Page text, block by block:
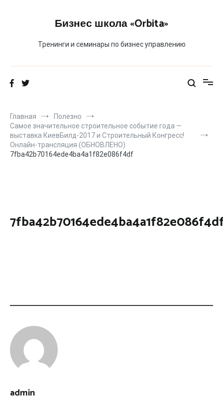
Бизнес школа «Orbita»
Тренинги и семинары по бизнес управлению
Главная
Полезно
Самое значительное строительное событие года —
выставка КиевБилд-2017 и Строительный Конгресс!
Онлайн-трансляция (ОБНОВЛЕНО)
7fba42b70164ede4ba4a1f82e086f4df
admin